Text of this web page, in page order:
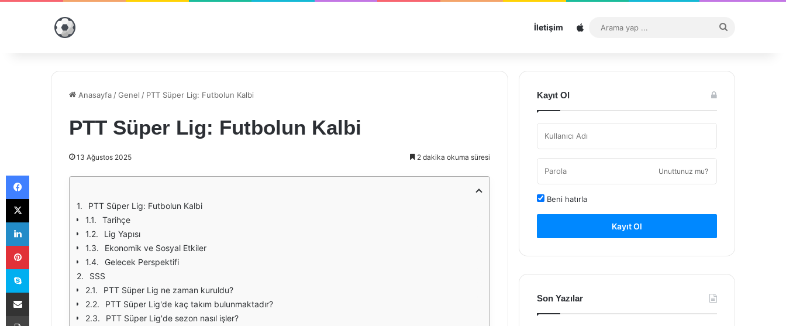
İletişim Sitemap
...
Anasayfa /Genel / PTT Süper Lig: Futbolun Kalbi
PTT Süper Lig: Futbolun Kalbi
13 Ağustos 2025 2 dakika okuma süresi
PTT Süper Lig: Futbolun Kalbi
Tarihçe
Lig Yapısı
Ekonomik ve Sosyal Etkiler
Gelecek Perspektifi
SSS
PTT Süper Lig ne zaman kuruldu?
PTT Süper Lig'de kaç takım bulunmaktadır?
PTT Süper Lig'de sezon nasıl işler?
Kayıt Ol
Unuttunuz mu?
Beni hatırla
Kayıt Ol
Son Yazılar
Facebook
X
LinkedIn
Pinterest
Skype
E-Posta ile paylaş